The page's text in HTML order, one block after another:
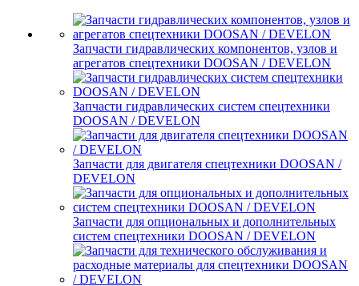
Запчасти гидравлических компонентов, узлов и
агрегатов спецтехники DOOSAN / DEVELON
Запчасти гидравлических систем спецтехники
DOOSAN / DEVELON
Запчасти для двигателя спецтехники DOOSAN /
DEVELON
Запчасти для опциональных и дополнительных
систем спецтехники DOOSAN / DEVELON